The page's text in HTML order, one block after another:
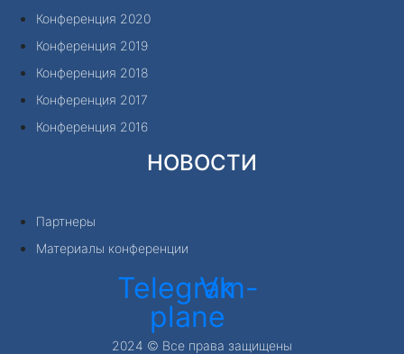
Конференция 2020
Конференция 2019
Конференция 2018
Конференция 2017
Конференция 2016
НОВОСТИ
Партнеры
Материалы конференции
Telegram-
plane
Vk
2024 © Все права защищены